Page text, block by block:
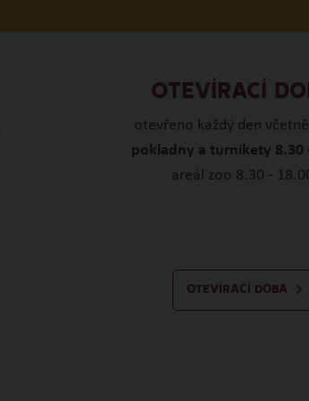
OTEVÍRACÍ
otevřeno každý den
pokladny a turnikety 8.30
areál zoo 8.30 -
OTEVÍRACÍ DOBA